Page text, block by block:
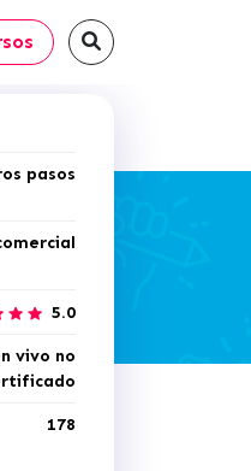
pasos
5.0
vivo no
178